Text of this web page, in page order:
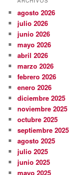
agosto 2026
julio 2026
junio 2026
mayo 2026
abril 2026
marzo 2026
febrero 2026
enero 2026
diciembre 2025
noviembre 2025
octubre 2025
septiembre 2025
agosto 2025
julio 2025
junio 2025
mayo 2025